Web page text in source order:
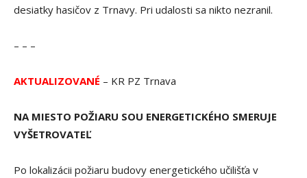
desiatky hasičov z Trnavy. Pri udalosti sa nikto nezranil.
– – –
AKTUALIZOVANÉ – KR PZ Trnava
NA MIESTO POŽIARU SOU ENERGETICKÉHO SMERUJE
VYŠETROVATEĽ
Po lokalizácii požiaru budovy energetického učilišťa v